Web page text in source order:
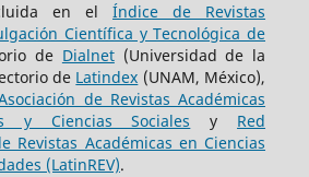
en elÍndice de Revistas
Científica y Tecnológica de
de Dialnet(Universidad de la
de Latindex (UNAM, México),
de Revistas Académicas
y Ciencias Sociales y Red
Revistas Académicas en Ciencias
(LatinREV).